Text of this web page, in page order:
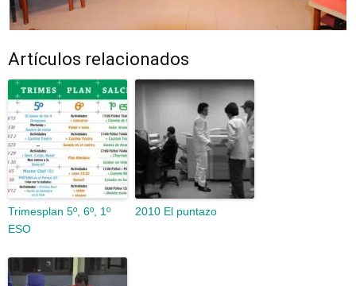
Artículos relacionados
Trimesplan 5º, 6º, 1º
ESO
2010 El puntazo